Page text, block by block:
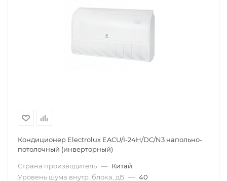
Кондиционер Electrolux EACU/I-24H/DC/N3 напольно-
потолочный (инверторный)
Страна производитель — Китай
Уровень шума внутр. блока, дБ — 40